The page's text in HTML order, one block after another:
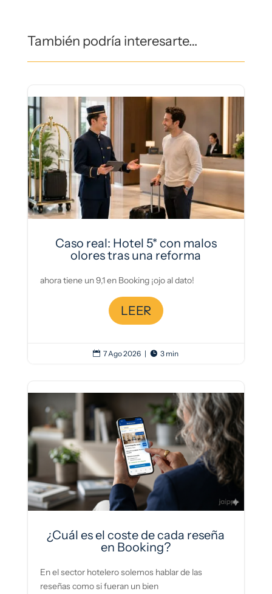
También podría interesarte…
Caso real: Hotel 5* con malos
olores tras una reforma
ahora tiene un 9,1 en Booking ¡ojo al dato!
LEER
 7 Ago 2026 |  3 min
¿Cuál es el coste de cada reseña
en Booking?
En el sector hotelero solemos hablar de las
reseñas como si fueran un bien